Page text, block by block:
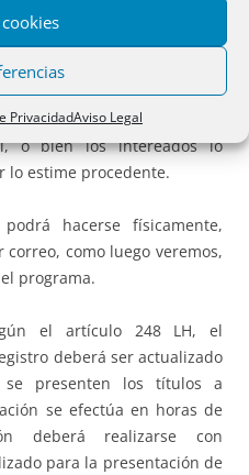
PrivacidadAviso Legal
y administrativos que
certificaciones.
particulares con la misma
expedida provoque
o bien los intereados lo
lo estime procedente.
hacerse físicamente,
como luego veremos,
programa.
el artículo 248 LH, el
deberá ser actualizado
presenten los títulos a
se efectúa en horas de
deberá realizarse con
para la presentación de